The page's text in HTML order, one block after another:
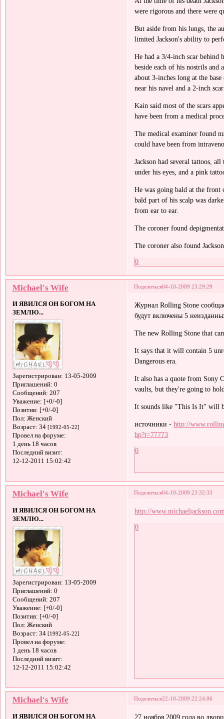
were rigorous and there were
But aside from his lungs, the
limited Jackson's ability to
He had a 3/4-inch scar behind
beside each of his nostrils and
about 3-inches long at the
near his navel and a 2-inch
Kain said most of the scars
have been from a medical
The medical examiner found
could have been from
Jackson had several tattoos,
under his eyes, and a pink
He was going bald at the
bald part of his scalp was
from ear to ear.
The coroner found
The coroner also found
0
Поделиться04-10-2009 23:29:29
Michael's Wife
И ЯВИЛСЯ ОН БОГОМ НА
ЗЕМЛЮ...
Зарегистрирован: 13-05-2009
Приглашений: 0
Сообщений: 207
Уважение: [+0/-0]
Позитив: [+0/-0]
Пол: Женский
Возраст: 34 [1992-05-22]
Провел на форуме:
1 день 18 часов
Последний визит:
12-12-2011 15:02:42
Журнал Rolling Stone
будут включены 5
The new Rolling Stone that
It says that it will contain 5
Dangerous era.
It also has a quote from Sony
vaults, but they're going to
It sounds like "This Is It" will
источники -http://
hp?t=77773
0
Поделиться04-10-2009 23:32:33
Michael's Wife
И ЯВИЛСЯ ОН БОГОМ НА
ЗЕМЛЮ...
Зарегистрирован: 13-05-2009
Приглашений: 0
Сообщений: 207
Уважение: [+0/-0]
Позитив: [+0/-0]
Пол: Женский
Возраст: 34 [1992-05-22]
Провел на форуме:
1 день 18 часов
Последний визит:
12-12-2011 15:02:42
http://
0
Поделиться22-10-2009 22:24:06
Michael's Wife
И ЯВИЛСЯ ОН БОГОМ НА 27 ноября 2009 года во